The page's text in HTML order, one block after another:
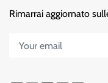
Rimarrai aggiornato